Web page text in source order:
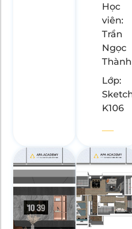
Học
viên:
Trần
Ngọc
Thành
Lớp:
K106